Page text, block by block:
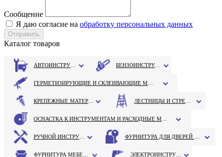
Сообщение
Я даю согласие на обработку персональных данных
Каталог товаров